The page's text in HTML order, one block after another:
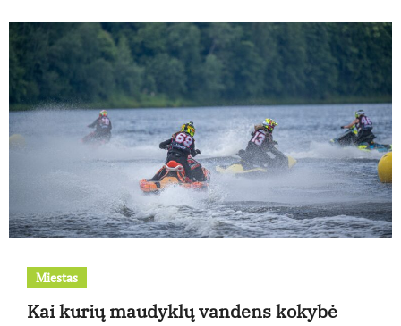
Miestas
Kai kurių maudyklų vandens kokybė